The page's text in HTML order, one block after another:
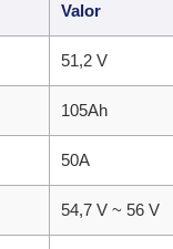
Valor
51,2 V
105Ah
50A
54,7 V ~ 56 V